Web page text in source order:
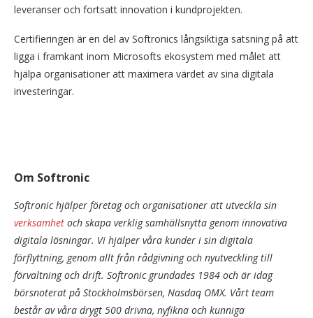
leveranser och fortsatt innovation i kundprojekten.
Certifieringen är en del av Softronics långsiktiga satsning på att
ligga i framkant inom Microsofts ekosystem med målet att
hjälpa organisationer att maximera värdet av sina digitala
investeringar.
Om Softronic
Softronic hjälper företag och organisationer att utveckla sin
verksamhet och skapa verklig samhällsnytta genom innovativa
digitala lösningar. Vi hjälper våra kunder i sin digitala
förflyttning, genom allt från rådgivning och nyutveckling till
förvaltning och drift. Softronic grundades 1984 och är idag
börsnoterat på Stockholmsbörsen, Nasdaq OMX. Vårt team
består av våra drygt 500 drivna, nyfikna och kunniga